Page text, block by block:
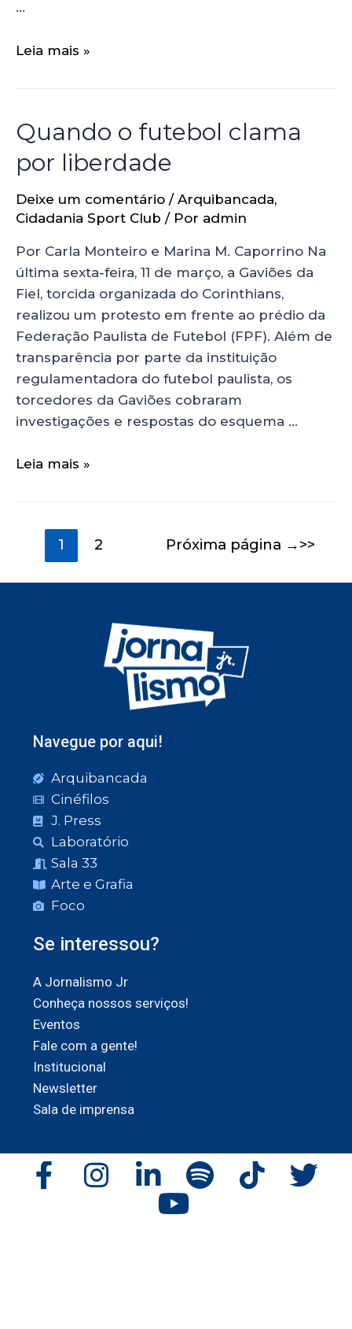
…
Leia mais »
Quando o futebol clama
por liberdade
Deixe um comentário / Arquibancada,
Cidadania Sport Club / Por admin
Por Carla Monteiro e Marina M. Caporrino Na
última sexta-feira, 11 de março, a Gaviões da
Fiel, torcida organizada do Corinthians,
realizou um protesto em frente ao prédio da
Federação Paulista de Futebol (FPF). Além de
transparência por parte da instituição
regulamentadora do futebol paulista, os
torcedores da Gaviões cobraram
investigações e respostas do esquema …
Leia mais »
1 2 Próxima página →
Navegue por aqui!
Arquibancada
Cinéfilos
J. Press
Laboratório
Sala 33
Arte e Grafia
Foco
Se interessou?
A Jornalismo Jr
Conheça nossos serviços!
Eventos
Fale com a gente!
Institucional
Newsletter
Sala de imprensa